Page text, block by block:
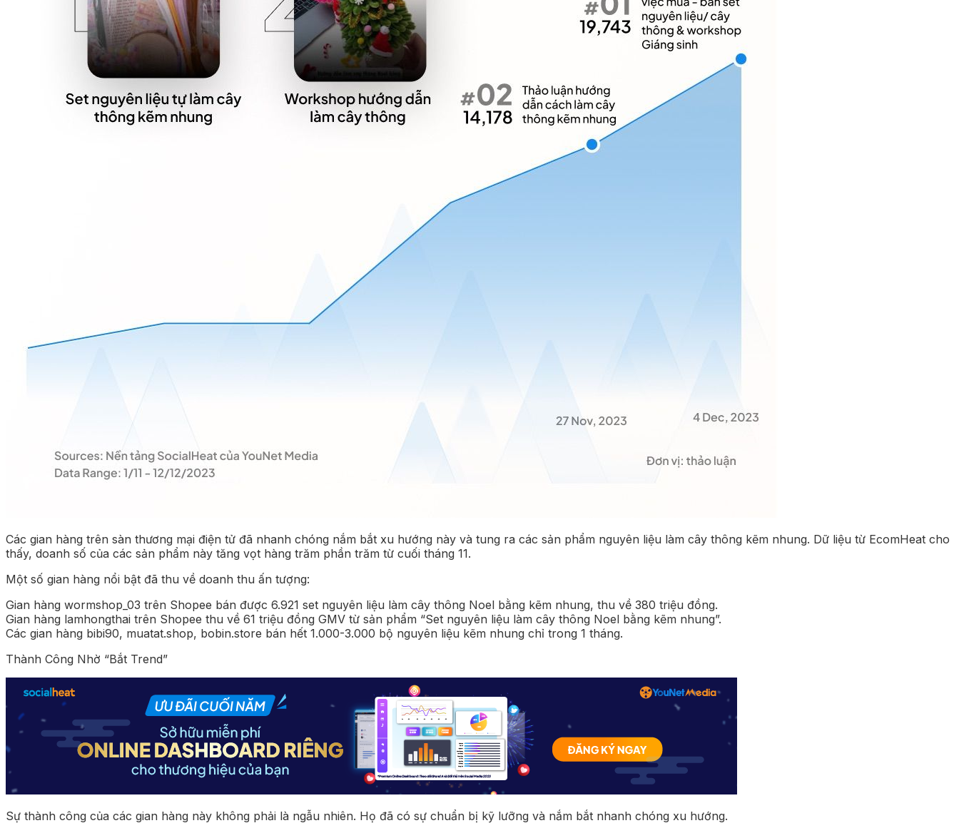
Các gian hàng trên sàn thương mại điện tử đã nhanh chóng nắm bắt xu hướng này và tung ra các sản phẩm nguyên liệu làm cây thông kẽm nhung. Dữ liệu từ EcomHeat cho
thấy, doanh số của các sản phẩm này tăng vọt hàng trăm phần trăm từ cuối tháng 11.
Một số gian hàng nổi bật đã thu về doanh thu ấn tượng:
Gian hàng wormshop_03 trên Shopee bán được 6.921 set nguyên liệu làm cây thông Noel bằng kẽm nhung, thu về 380 triệu đồng.
Gian hàng lamhongthai trên Shopee thu về 61 triệu đồng GMV từ sản phẩm “Set nguyên liệu làm cây thông Noel bằng kẽm nhung”.
Các gian hàng bibi90, muatat.shop, bobin.store bán hết 1.000-3.000 bộ nguyên liệu kẽm nhung chỉ trong 1 tháng.
Thành Công Nhờ “Bắt Trend”
Sự thành công của các gian hàng này không phải là ngẫu nhiên. Họ đã có sự chuẩn bị kỹ lưỡng và nắm bắt nhanh chóng xu hướng.